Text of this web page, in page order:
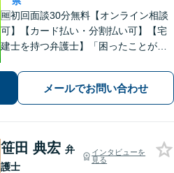
🆓初回面談30分無料【オンライン相談
可】【カード払い・分割払い可】【宅
建士を持つ弁護士】「困ったことがあ
いただけるような、ワンストップサー
ビスを提供しています。お気軽にご相
談ください。
メールでお問い合わせ
笹田 典宏 弁
護士
インタビューを
見る